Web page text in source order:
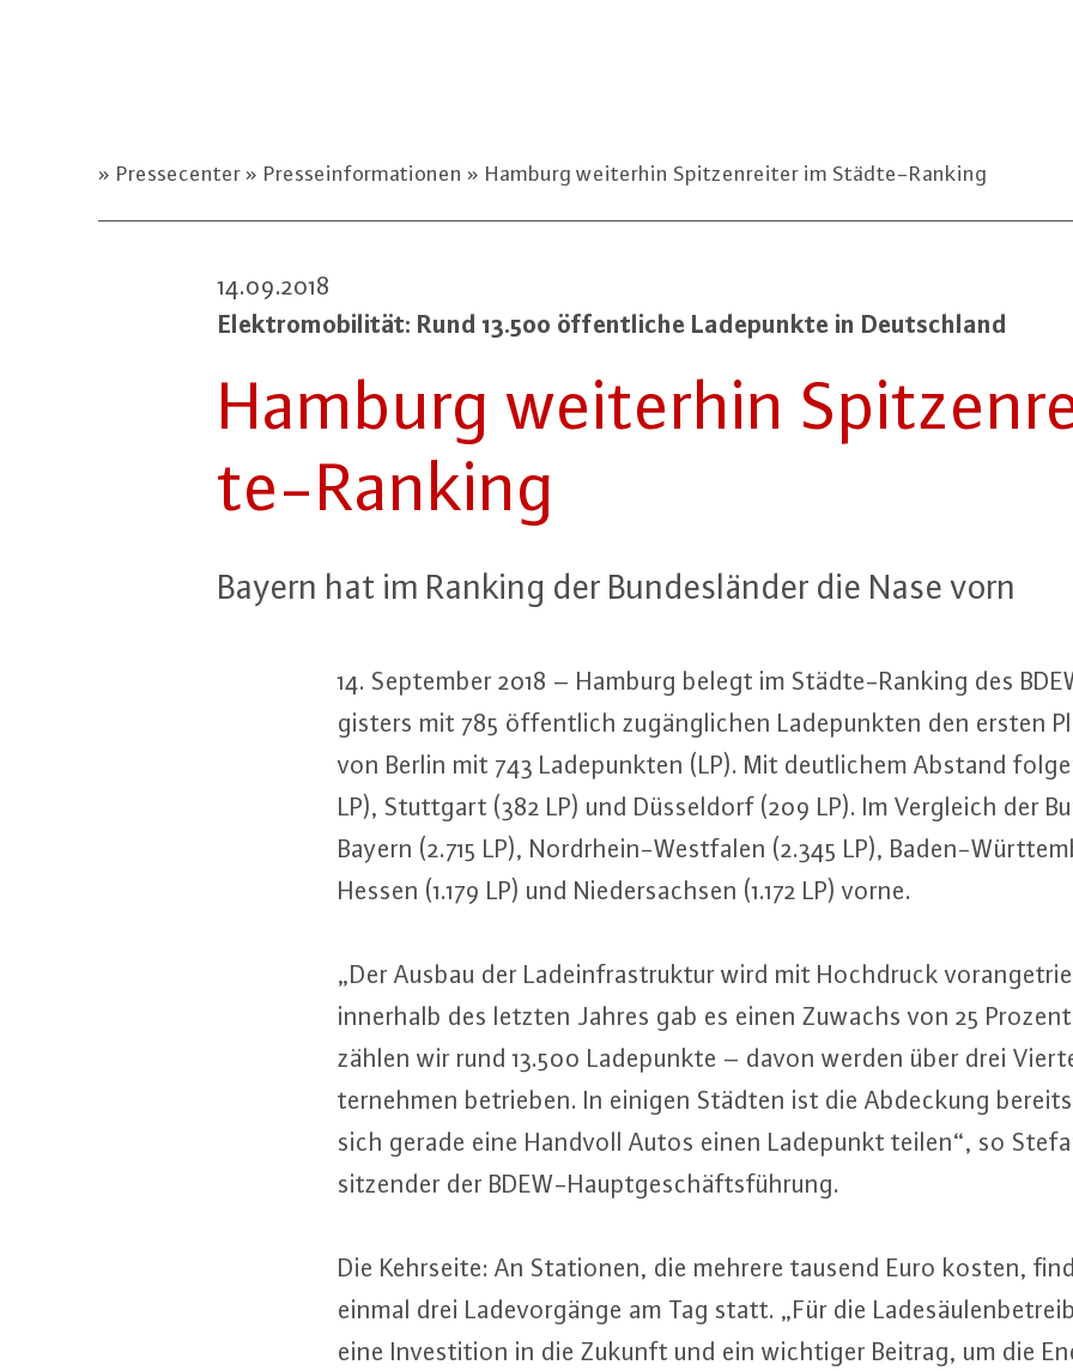
Pressecenter Presseinformationen Hamburg weiterhin Spitzenreiter im Städte-Ranking
14.09.2018
Elek­tro­mo­bi­li­tät: Rund 13.500 öf­fent­li­che La­de­punk­te in Deutsch­land
Hamburg weiterhin
te-Ran­king
Bayern hat im Ranking der Bun­des­län­der die Nase vorn
14. September 2018 – Hamburg belegt im Städ­te-Ran­king des
gis­ters mit 785 öf­fent­lich zu­gäng­li­chen La­de­punk­ten den ersten
von Berlin mit 743 La­de­punk­ten (LP). Mit deut­li­chem Abstand
LP), Stuttgart (382 LP) und Düs­sel­dorf (209 LP). Im Vergleich der
Bayern (2.715 LP), Nord­rhein-West­fa­len (2.345 LP), Ba­den-
Hessen (1.179 LP) und Nie­der­sach­sen (1.172 LP) vorne.
„Der Ausbau der Lad­ein­fra­struk­tur wird mit Hochdruck
innerhalb des letzten Jahres gab es einen Zuwachs von 25
zählen wir rund 13.500 La­de­punk­te – davon werden über drei
ter­neh­men betrieben. In einigen Städten ist die Abdeckung
sich gerade eine Handvoll Autos einen Ladepunkt teilen“, so
sit­zen­der der BDEW-Haupt­ge­schäfts­füh­rung.
Die Kehrseite: An Stationen, die mehrere tausend Euro kosten,
einmal drei La­de­vor­gän­ge am Tag statt. „Für die
eine In­ves­ti­ti­on in die Zukunft und ein wichtiger Beitrag, um die